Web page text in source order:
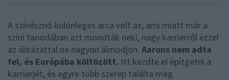
A színésznő különleges arca volt az, ami miatt már a
színi tanodában azt mondták neki, nagy karrierről ezzel
az ábrázattal ne nagyon álmodjon. Aarons nem adta
fel, és Európába költözött. Itt kezdte el építgetni a
karrierjét, és egyre több szerep találta meg.